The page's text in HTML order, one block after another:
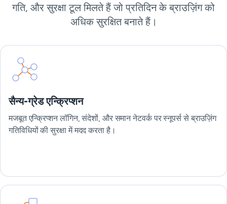
गति, और सुरक्षा टूल मिलते हैं जो प्रतिदिन के ब्राउज़िंग को
अधिक सुरक्षित बनाते हैं।
सैन्य-ग्रेड एन्क्रिप्शन
मजबूत एन्क्रिप्शन लॉगिन, संदेशों, और समान नेटवर्क पर स्नूपर्स से ब्राउज़िंग
गतिविधियों की सुरक्षा में मदद करता है।